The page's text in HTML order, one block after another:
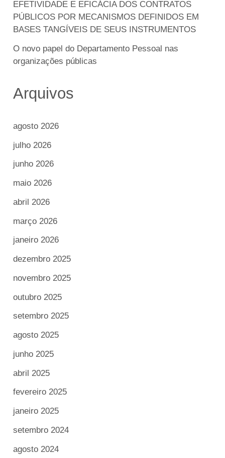
EFETIVIDADE E EFICÁCIA DOS CONTRATOS
PÚBLICOS POR MECANISMOS DEFINIDOS EM
BASES TANGÍVEIS DE SEUS INSTRUMENTOS
O novo papel do Departamento Pessoal nas
organizações públicas
Arquivos
agosto 2026
julho 2026
junho 2026
maio 2026
abril 2026
março 2026
janeiro 2026
dezembro 2025
novembro 2025
outubro 2025
setembro 2025
agosto 2025
junho 2025
abril 2025
fevereiro 2025
janeiro 2025
setembro 2024
agosto 2024